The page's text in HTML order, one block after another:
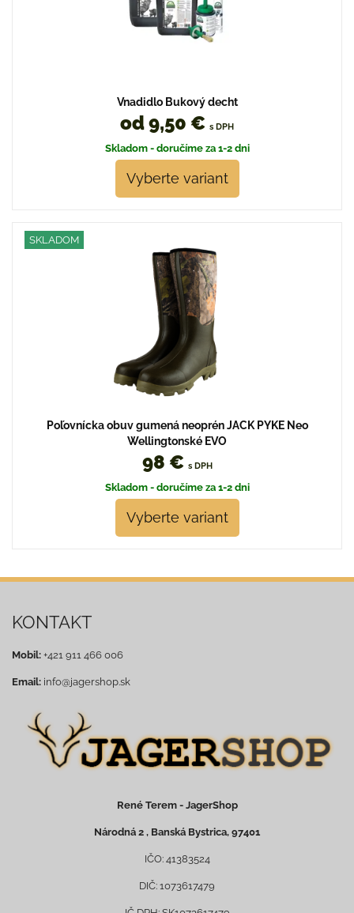
Vnadidlo Bukový decht
od 9,50 € s DPH
Skladom - doručíme za 1-2 dni
Vyberte variant
SKLADOM
Poľovnícka obuv gumená neoprén JACK PYKE Neo
Wellingtonské EVO
98 € s DPH
Skladom - doručíme za 1-2 dni
Vyberte variant
KONTAKT
Mobil: +421 911 466 006
Email: info@jagershop.sk
René Terem - JagerShop
Národná 2 , Banská Bystrica, 97401
IČO: 41383524
DIČ: 1073617479